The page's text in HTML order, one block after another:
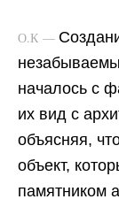
О.К —
началось с
их вид с
объясняя,
объект,
памятником